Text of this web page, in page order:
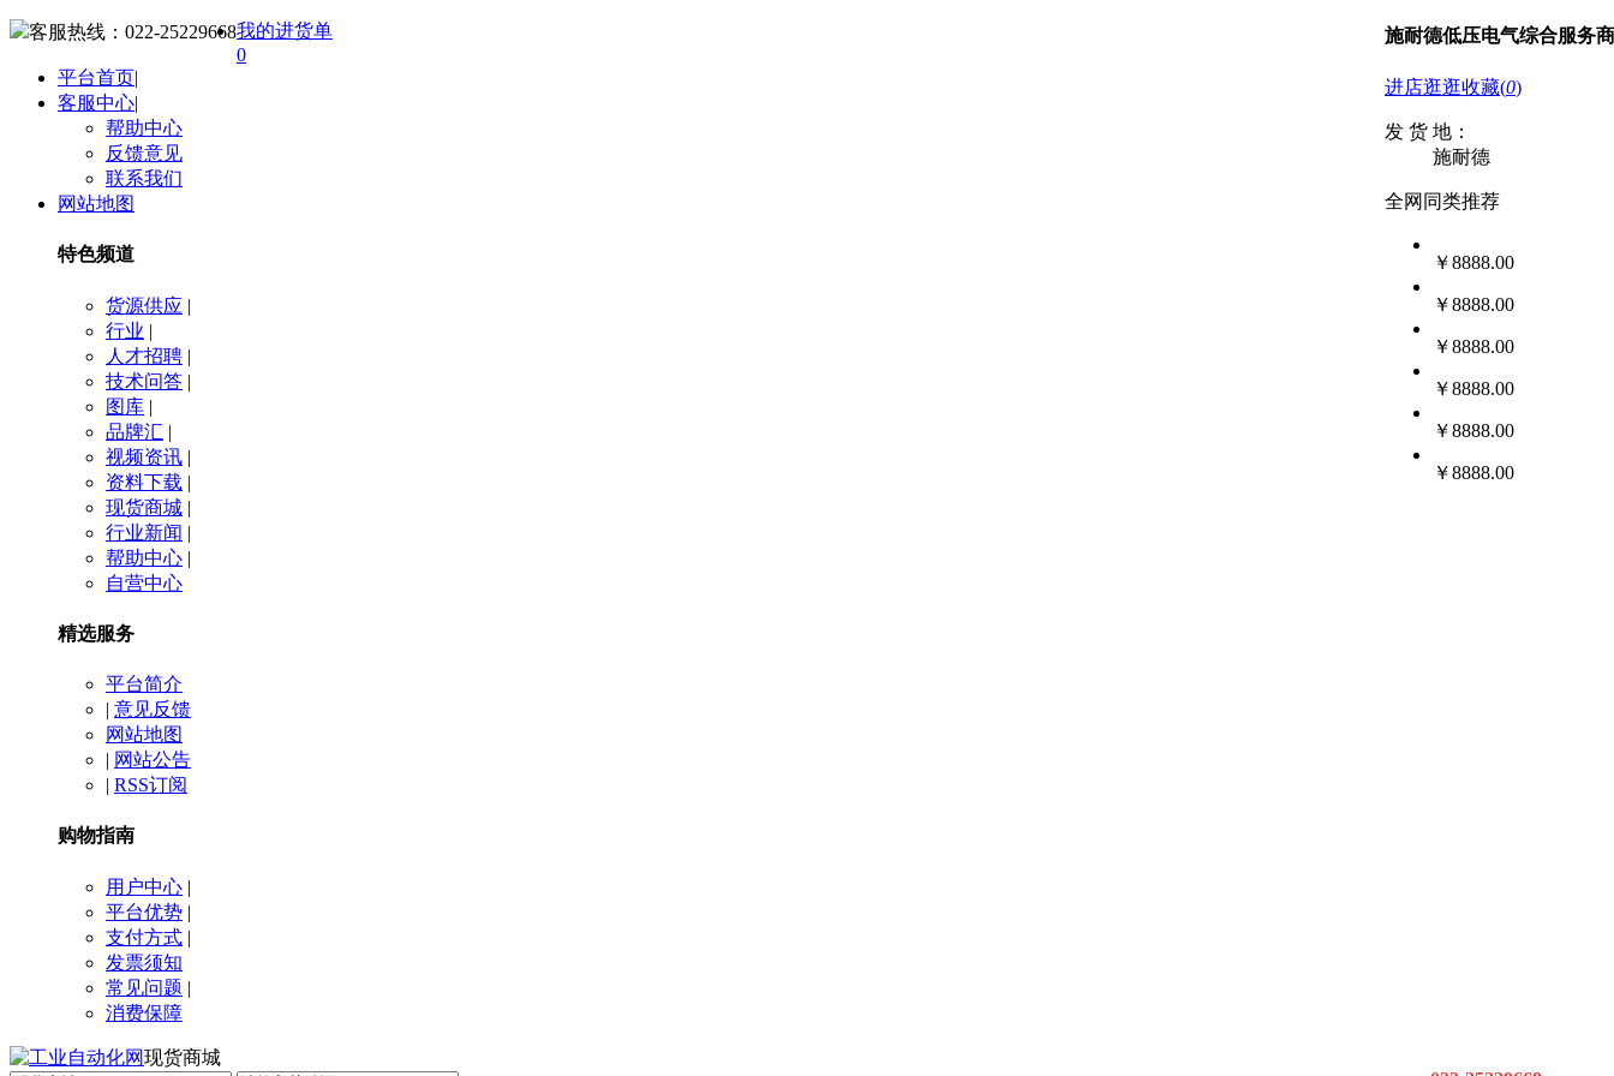
客服热线： 022-25229668我的进货单
0
平台首页|
客服中心|
帮助中心
反馈意见
联系我们
网站地图
特色频道
货源供应 |
行业 |
人才招聘 |
技术问答 |
图库 |
品牌汇 |
视频资讯 |
资料下载 |
现货商城 |
行业新闻 |
帮助中心 |
自营中心
精选服务
平台简介
| 意见反馈
网站地图
| 网站公告
| RSS订阅
购物指南
用户中心 |
平台优势 |
支付方式 |
发票须知
常见问题 |
消费保障
现货商城
施耐德低压电气综合服务商
进店逛逛收藏(0)
发 货 地：
施耐德
全网同类推荐
￥8888.00
￥8888.00
￥8888.00
￥8888.00
￥8888.00
￥8888.00